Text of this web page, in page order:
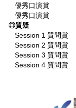
優秀口演賞
優秀口演賞
◎質疑
Session 1 質問賞
Session 2 質問賞
Session 3 質問賞
Session 4 質問賞